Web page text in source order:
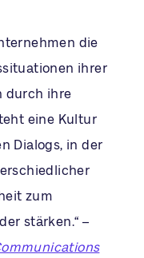
die
ihrer
durch ihre
eine Kultur
Dialogs, in der
zum
stärken.“ –